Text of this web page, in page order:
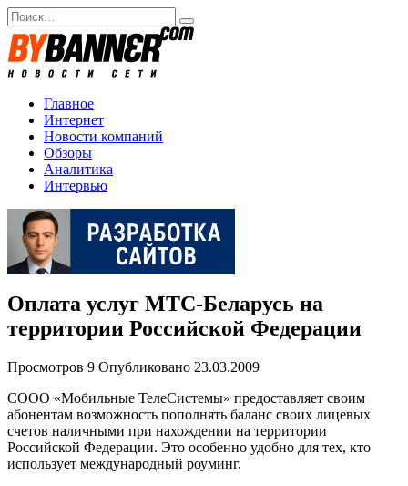
Перейти
к
содержанию
Search
for:
Главное
Интернет
Новости компаний
Обзоры
Аналитика
Интервью
Оплата услуг МТС-Беларусь на
территории Российской Федерации
Просмотров 9 Опубликовано 23.03.2009
СООО «Мобильные ТелеСистемы» предоставляет своим
абонентам возможность пополнять баланс своих лицевых
счетов наличными при нахождении на территории
Российской Федерации. Это особенно удобно для тех, кто
использует международный роуминг.